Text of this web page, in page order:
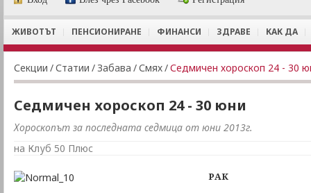
ЖИВОТЪТ ПЕНСИОНИРАНЕ ФИНАНСИ ЗДРАВЕ КАК ДА
Секции /Статии / Забава /Смях/Седмичен хороскоп 24 - 30
Седмичен хороскоп 24 - 30 юни
Хороскопът за последната седмица от юни 2013г.
на Клуб 50 Плюс
РАК